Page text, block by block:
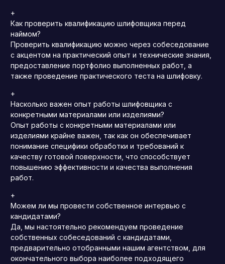
+
Как проверить квалификацию шлифовщика перед
наймом?
Проверить квалификацию можно через собеседование
с акцентом на практический опыт и технические знания,
предоставление портфолио выполненных работ, а
также проведение практического теста на шлифовку.
+
Насколько важен опыт работы шлифовщика с
конкретными материалами или изделиями?
Опыт работы с конкретными материалами или
изделиями крайне важен, так как он обеспечивает
понимание специфики обработки и требований к
качеству готовой поверхности, что способствует
повышению эффективности и качества выполнения
работ.
+
Можем ли мы провести собственное интервью с
кандидатами?
Да, мы настоятельно рекомендуем проведение
собственных собеседований с кандидатами,
предварительно отобранными нашим агентством, для
окончательного выбора наиболее подходящего